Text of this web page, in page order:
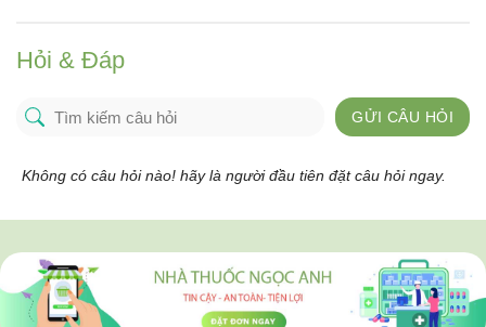
Hỏi & Đáp
GỬI CÂU HỎI
Không có câu hỏi nào! hãy là người đầu tiên đặt câu hỏi ngay.